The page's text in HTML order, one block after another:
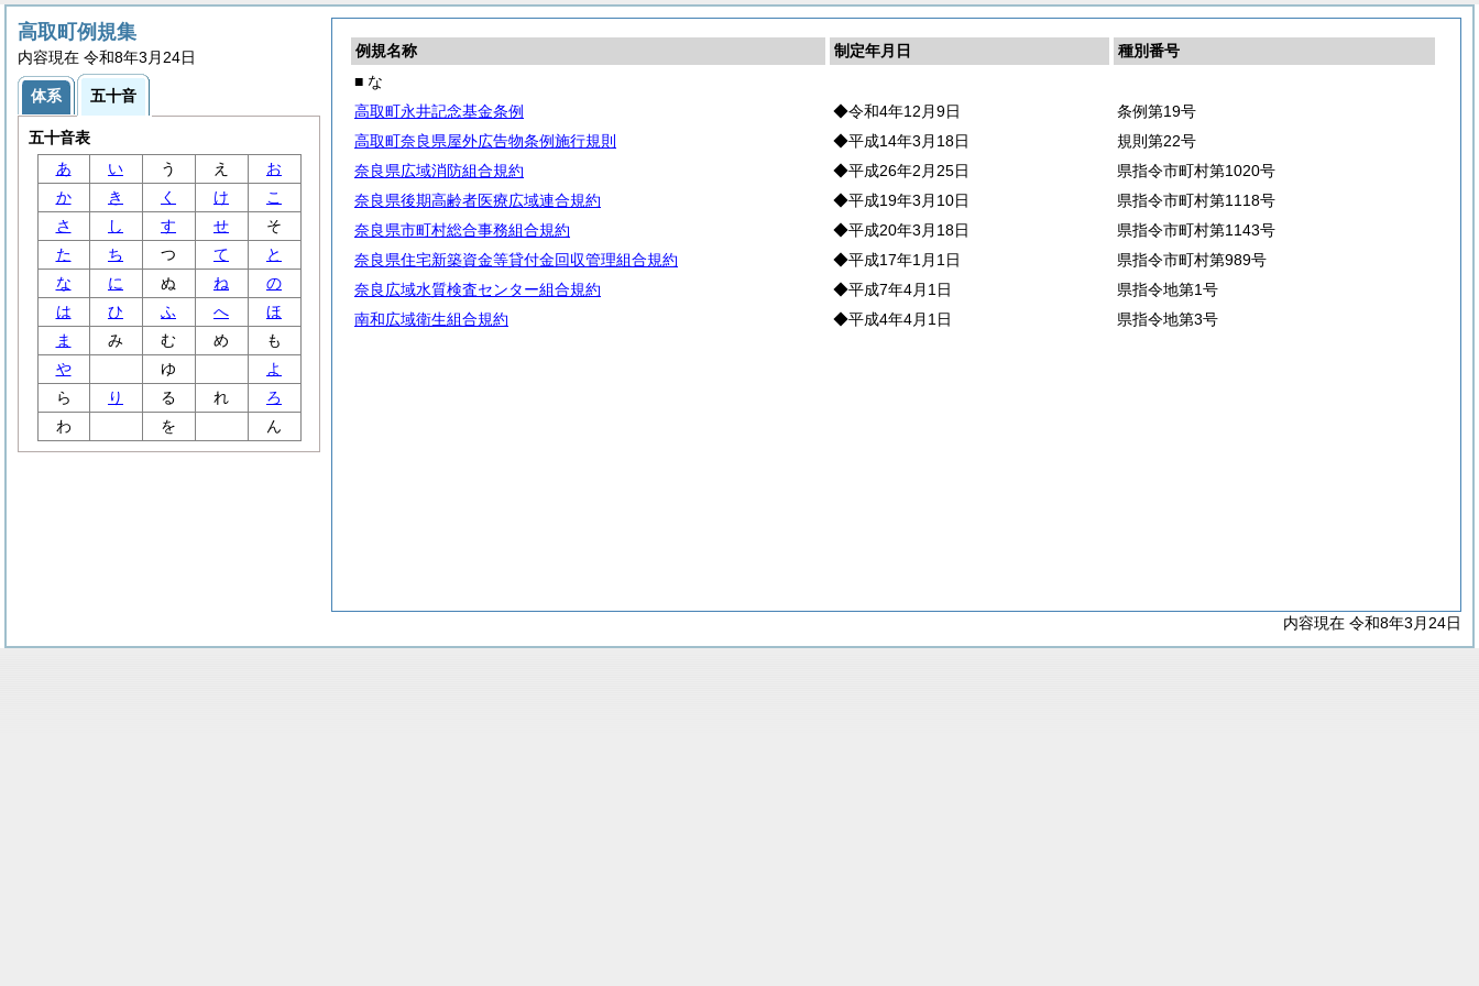
例規名称 制定年月日
種別番号
■ な
高取町永井記念基金条例
◆令和4年12月9日
条例第19号
高取町奈良県屋外広告物条例施行規則
◆平成14年3月18日
規則第22号
奈良県広域消防組合規約
◆平成26年2月25日
県指令市町村第1020号
奈良県後期高齢者医療広域連合規約
◆平成19年3月10日
県指令市町村第1118号
奈良県市町村総合事務組合規約
◆平成20年3月18日
県指令市町村第1143号
奈良県住宅新築資金等貸付金回収管理組合規約
◆平成17年1月1日
県指令市町村第989号
奈良広域水質検査センター組合規約
◆平成7年4月1日
県指令地第1号
南和広域衛生組合規約
◆平成4年4月1日 県指令地第3号
内容現在 令和8年3月24日
高取町例規集
内容現在 令和8年3月24日
体系 五十音
五十音表
あ
い う え
お
か
き く け
こ
さ
し す せ
そ
た
ち つ て
と
な
に ぬ ね
の
は
ひ ふ へ
ほ
ま
み む め
も
や
ゆ
よ
ら
り る れ
ろ
わ
を ん